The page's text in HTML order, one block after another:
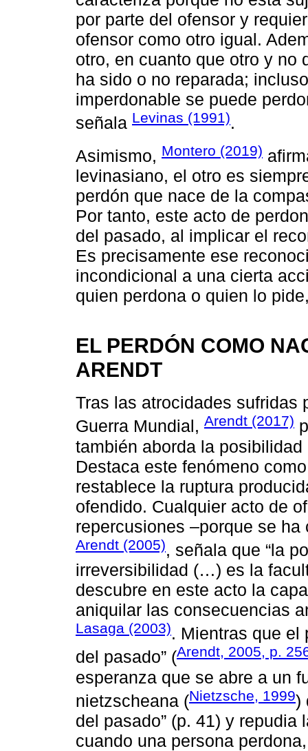
por parte del ofensor y
ofensor como otro igual.
otro, en cuanto que otro y no
ha sido o no reparada;
imperdonable se puede
señala Levinas (1991).
Asimismo, Montero (2019)
levinasiano, el otro es
perdón que nace de la
Por tanto, este acto de
del pasado, al implicar el
Es precisamente ese
incondicional a una cierta
quien perdona o quien lo
EL PERDÓN COMO
ARENDT
Tras las atrocidades sufridas
Guerra Mundial, Arendt (2017)
también aborda la
Destaca este fenómeno
restablece la ruptura
ofendido. Cualquier acto de
repercusiones –porque se
Arendt (2005), señala que “la
irreversibilidad (…) es la
descubre en este acto la
aniquilar las consecuencias
Lasaga (2003). Mientras que el
del pasado” (Arendt, 2005, p.
esperanza que se abre a un
nietzscheana (Nietzsche, 1999)
del pasado” (p. 41) y
cuando una persona